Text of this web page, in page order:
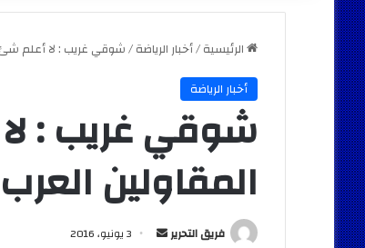
الرئيسية/أخبار الرياضة/شوقي غريب : لا أعلم
أخبار الرياضة
شوقي غريب :
المقاولين العرب
فريق التحرير
أرسل 3 يونيو، 2016